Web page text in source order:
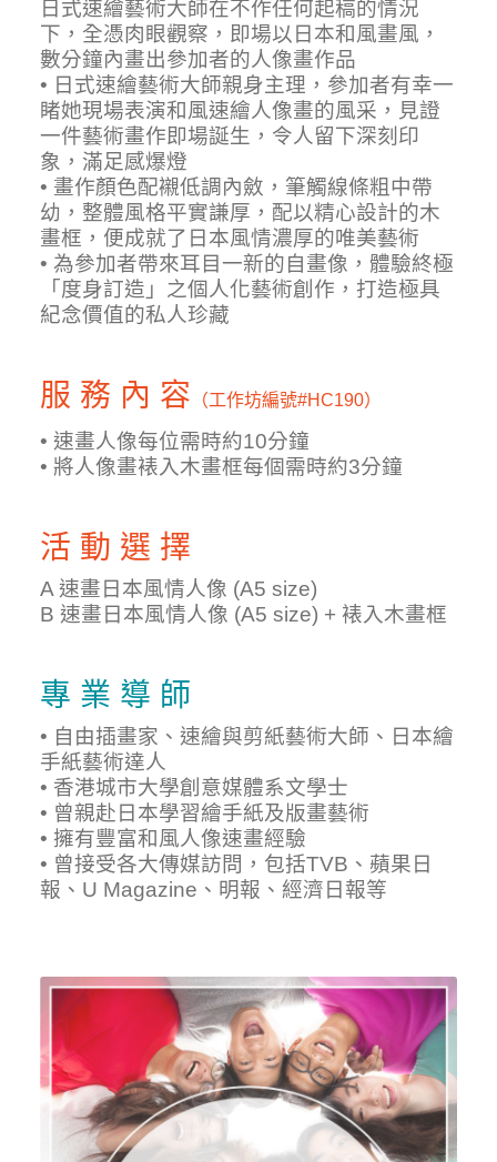
日式速繪藝術大師在不作任何起稿的情況
下，全憑肉眼觀察，即場以日本和風畫風，
數分鐘內畫出參加者的人像畫作品
• 日式速繪藝術大師親身主理，參加者有幸一
睹她現場表演和風速繪人像畫的風采，見證
一件藝術畫作即場誕生，令人留下深刻印
象，滿足感爆燈
• 畫作顏色配襯低調內斂，筆觸線條粗中帶
幼，整體風格平實謙厚，配以精心設計的木
畫框，便成就了日本風情濃厚的唯美藝術
• 為參加者帶來耳目一新的自畫像，體驗終極
「度身訂造」之個人化藝術創作，打造極具
紀念價值的私人珍藏
服 務 內 容 （工作坊編號#HC190）
• 速畫人像每位需時約10分鐘
• 將人像畫裱入木畫框每個需時約3分鐘
活 動 選 擇
A速畫日本風情人像 (A5 size)
B 速畫日本風情人像 (A5 size) + 裱入木畫框
專 業 導 師
• 自由插畫家、速繪與剪紙藝術大師、日本繪
手紙藝術達人
• 香港城市大學創意媒體系文學士
• 曾親赴日本學習繪手紙及版畫藝術
• 擁有豐富和風人像速畫經驗
• 曾接受各大傳媒訪問，包括TVB、蘋果日
報、U Magazine、明報、經濟日報等